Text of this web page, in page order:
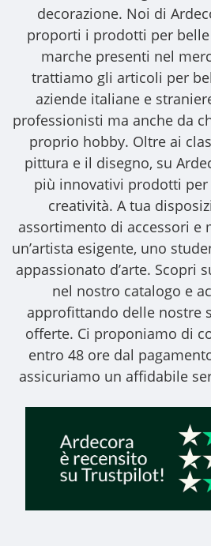
decorazione. Noi di
proporti i prodotti per
marche presenti nel
trattiamo gli articoli per
aziende italiane e
professionisti ma anche da
proprio hobby. Oltre ai
pittura e il disegno, su
più innovativi prodotti
creatività. A tua
assortimento di accessori e
un’artista esigente, uno
appassionato d’arte. Scopri
nel nostro catalogo e
approfittando delle nostre
offerte. Ci proponiamo di
entro 48 ore dal
assicuriamo un affidabile